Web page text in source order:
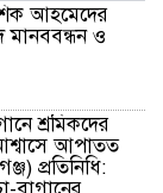
আহমেদের
মানববন্ধন ও
শ্রমিকদের
আপাতত
প্রতিনিধি: